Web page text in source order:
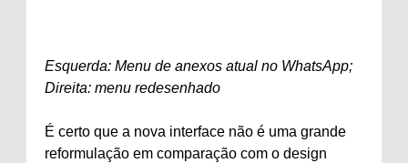
Esquerda: Menu de anexos atual no WhatsApp;
Direita: menu redesenhado
É certo que a nova interface não é uma grande
reformulação em comparação com o design